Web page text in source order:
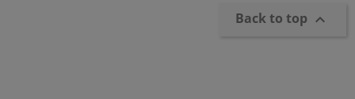
Back to top 